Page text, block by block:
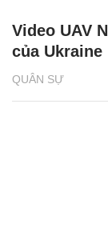
QUÂN SỰ
Video UAV
của Ukraine